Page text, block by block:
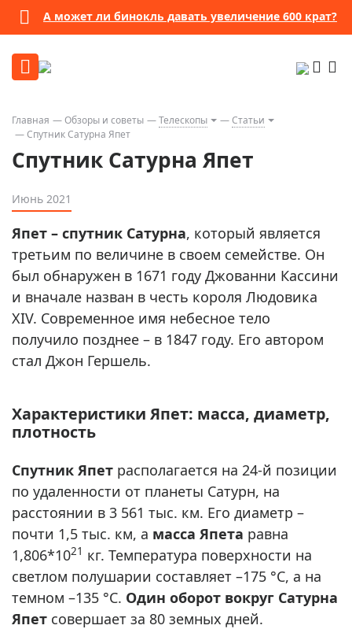
А может ли бинокль давать увеличение 600 крат?
Главная Обзоры и советы Телескопы
Статьи
Спутник Сатурна Япет
Спутник Сатурна Япет
Июнь 2021
Япет – спутник Сатурна, который является
третьим по величине в своем семействе. Он
был обнаружен в 1671 году Джованни Кассини
и вначале назван в честь короля Людовика
XIV. Современное имя небесное тело
получило позднее – в 1847 году. Его автором
стал Джон Гершель.
Характеристики Япет: масса, диаметр,
плотность
Спутник Япет располагается на 24-й позиции
по удаленности от планеты Сатурн, на
расстоянии в 3 561 тыс. км. Его диаметр –
почти 1,5 тыс. км, а масса Япета равна
1,806*1021 кг. Температура поверхности на
светлом полушарии составляет –175 °С, а на
темном –135 °С. Один оборот вокруг Сатурна
Япет совершает за 80 земных дней.